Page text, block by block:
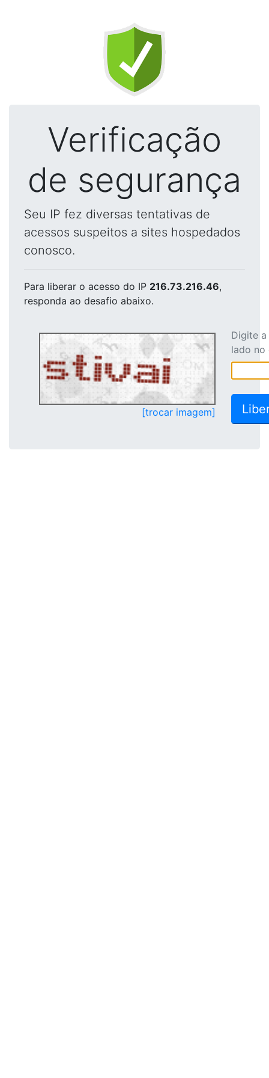
Verificação
de segurança
Seu IP fez diversas tentativas de
acessos suspeitos a sites hospedados
conosco.
Para liberar o acesso do IP 216.73.216.46,
responda ao desafio abaixo.
[trocar imagem]
Digite
lado no